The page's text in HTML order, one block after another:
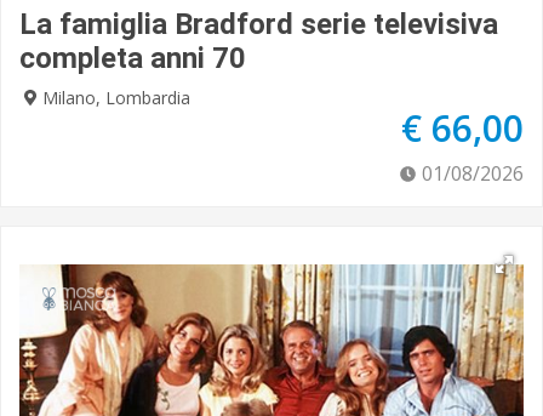
La famiglia Bradford serie televisiva
completa anni 70
Milano, Lombardia
€ 66,00
01/08/2026